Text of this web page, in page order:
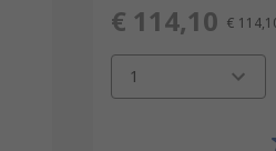
€ 114,10 €
1